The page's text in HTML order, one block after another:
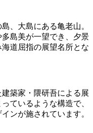
、大島にある亀老山。
島美が一望でき、夕景
道屈指の展望名所とな
築家・隈研吾による展
ているような構造で、
ンが施されています。